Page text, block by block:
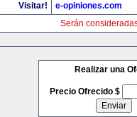
Visitar!
e-opiniones.com
Serán
Realizar una
Precio Ofrecido $